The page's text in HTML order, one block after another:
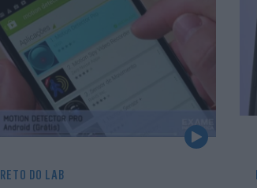
DO LAB